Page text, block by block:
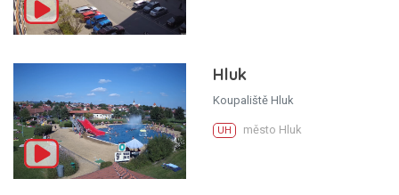
Hluk
Koupaliště Hluk
UH město Hluk